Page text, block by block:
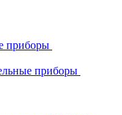
приборы
приборы